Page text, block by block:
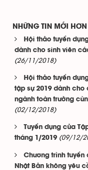
NHỮNG TIN MỚI HƠN
Hội thảo tuyển
dành cho sinh viên
(26/11/2018)
Hội thảo tuyển
tập sự 2019 dành
ngành toàn trường
(02/12/2018)
Tuyển dụng của
tháng 1/2019 (09/12/
Chương trình
Nhật Bản không yêu